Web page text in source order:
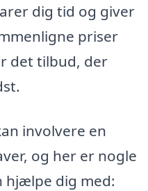
dig tid og giver
priser
det tilbud, der
involvere en
og her er nogle
hjælpe dig med: